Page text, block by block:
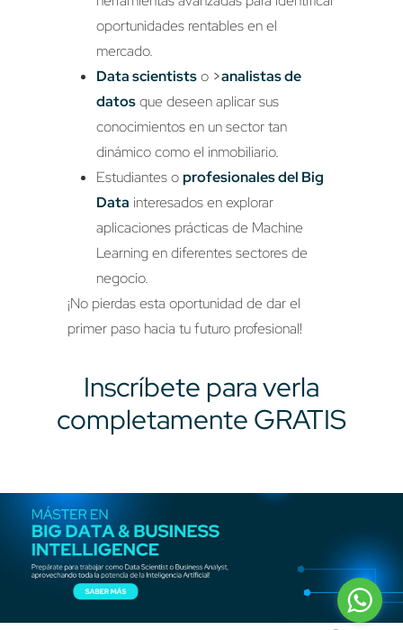
oportunidades rentables en el
mercado.
Data scientistso >analistas de
datosque deseen aplicar sus
conocimientos en un sector tan
dinámico como el inmobiliario.
Estudiantes oprofesionales del Big
Data interesados en explorar
aplicaciones prácticas de Machine
Learning en diferentes sectores de
negocio.
¡No pierdas esta oportunidad de dar el
primer paso hacia tu futuro profesional!
Inscríbete para verla
completamente GRATIS